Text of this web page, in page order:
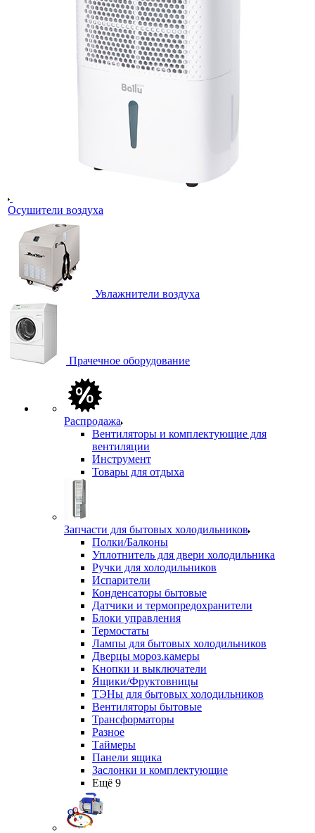
Осушители воздуха
Увлажнители воздуха
Прачечное оборудование
Распродажа
Вентиляторы и комплектующие для
вентиляции
Инструмент
Товары для отдыха
Запчасти для бытовых холодильников
Полки/Балконы
Уплотнитель для двери холодильника
Ручки для холодильников
Испарители
Конденсаторы бытовые
Датчики и термопредохранители
Блоки управления
Термостаты
Лампы для бытовых холодильников
Дверцы мороз.камеры
Кнопки и выключатели
Ящики/Фруктовницы
ТЭНы для бытовых холодильников
Вентиляторы бытовые
Трансформаторы
Разное
Таймеры
Панели ящика
Заслонки и комплектующие
Ещё 9